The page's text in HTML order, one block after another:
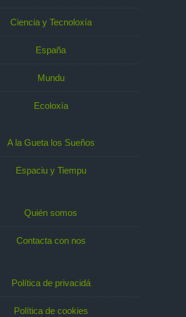
Ciencia y Tecnoloxía
España
Mundu
Ecoloxía
A la Gueta los Sueños
Espaciu y Tiempu
Quién somos
Contacta con nos
Política de privacidá
Política de cookies